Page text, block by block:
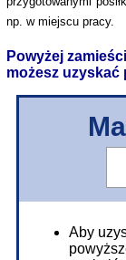
np. w miejscu pracy.
Powyżej
możesz uzyskać
Aby